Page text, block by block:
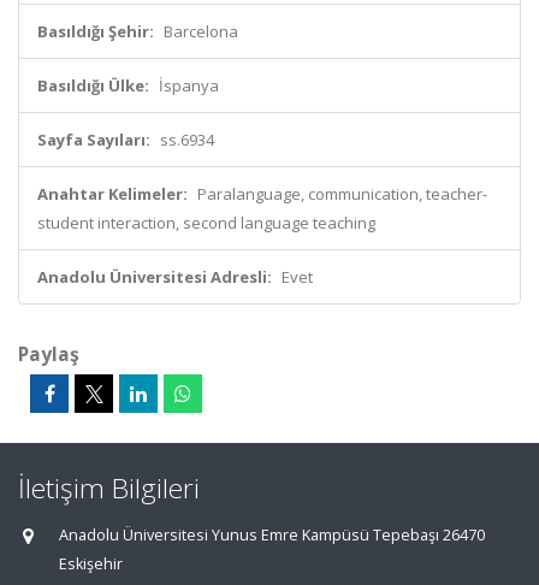
Basıldığı Şehir: Barcelona
Basıldığı Ülke: İspanya
Sayfa Sayıları: ss.6934
Anahtar Kelimeler: Paralanguage, communication, teacher-
student interaction, second language teaching
Anadolu Üniversitesi Adresli: Evet
Paylaş
İletişim Bilgileri
Anadolu Üniversitesi Yunus Emre Kampüsü Tepebaşı 26470
Eskişehir